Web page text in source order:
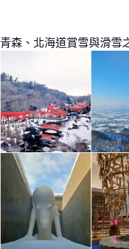
青森、北海道賞雪與滑雪